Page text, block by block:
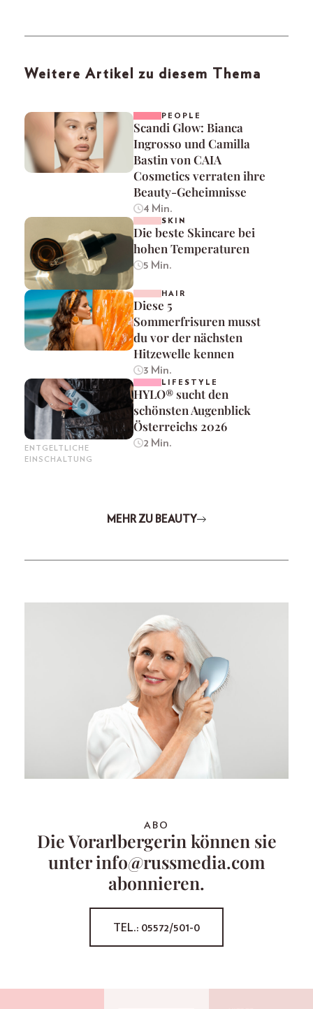
Weitere Artikel zu diesem Thema
PEOPLE
Scandi Glow: Bianca
Ingrosso und Camilla
Bastin von CAIA
Cosmetics verraten ihre
Beauty-Geheimnisse
4 Min.
SKIN
Die beste Skincare bei
hohen Temperaturen
5 Min.
HAIR
Diese 5
Sommerfrisuren musst
du vor der nächsten
Hitzewelle kennen
3 Min.
ENTGELTLICHE
EINSCHALTUNG
LIFESTYLE
HYLO® sucht den
schönsten Augenblick
Österreichs 2026
2 Min.
MEHR ZU BEAUTY
ABO
Die Vorarlbergerin können sie
unter info@russmedia.com
abonnieren.
TEL.: 05572/501-0